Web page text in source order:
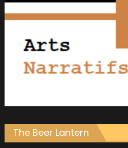
The Beer Lantern